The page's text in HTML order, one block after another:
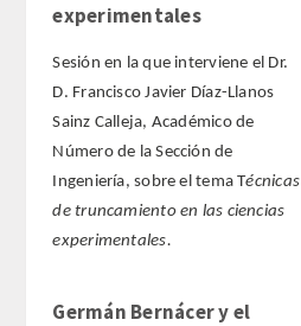
experimentales
Sesión en la que interviene el Dr.
D. Francisco Javier Díaz-Llanos
Sainz Calleja, Académico de
Número de la Sección de
Ingeniería, sobre el tema Técnicas
de truncamiento en las ciencias
experimentales.
Germán Bernácer y el